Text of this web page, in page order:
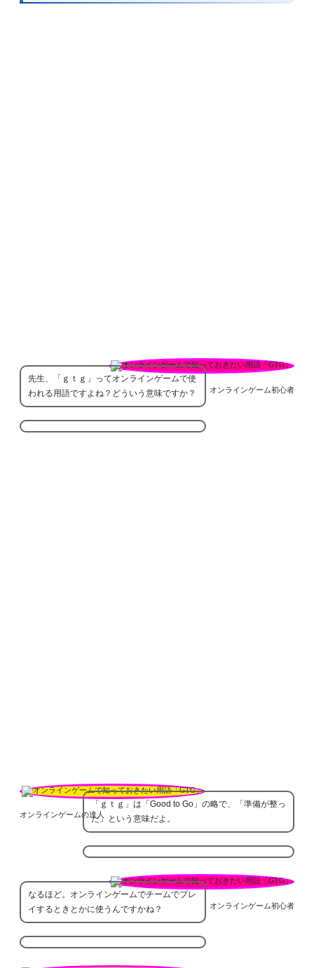
オンラインゲーム初心者
先生、「ｇｔｇ」ってオンラインゲームで使
われる用語ですよね？どういう意味ですか？
オンラインゲームの達人
「ｇｔｇ」は「Good to Go」の略で、「準備が整っ
た」という意味だよ。
オンラインゲーム初心者
なるほど。オンラインゲームでチームでプレ
イするときとかに使うんですかね？